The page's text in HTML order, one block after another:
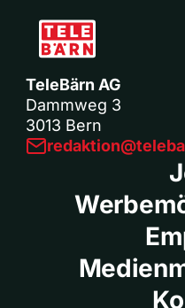
TeleBärn AG
Dammweg 3
3013 Bern